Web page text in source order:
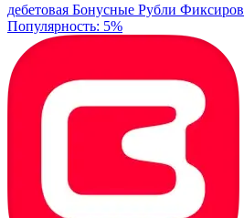
дебетовая Бонусные Рубли
Популярность: 5%